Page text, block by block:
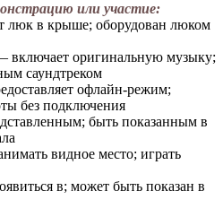
или участие:
в крыше; оборудован люком
включает оригинальную музыку;
саундтреком
офлайн-режим;
без подключения
быть показанным в
видное место; играть
в; может быть показан в